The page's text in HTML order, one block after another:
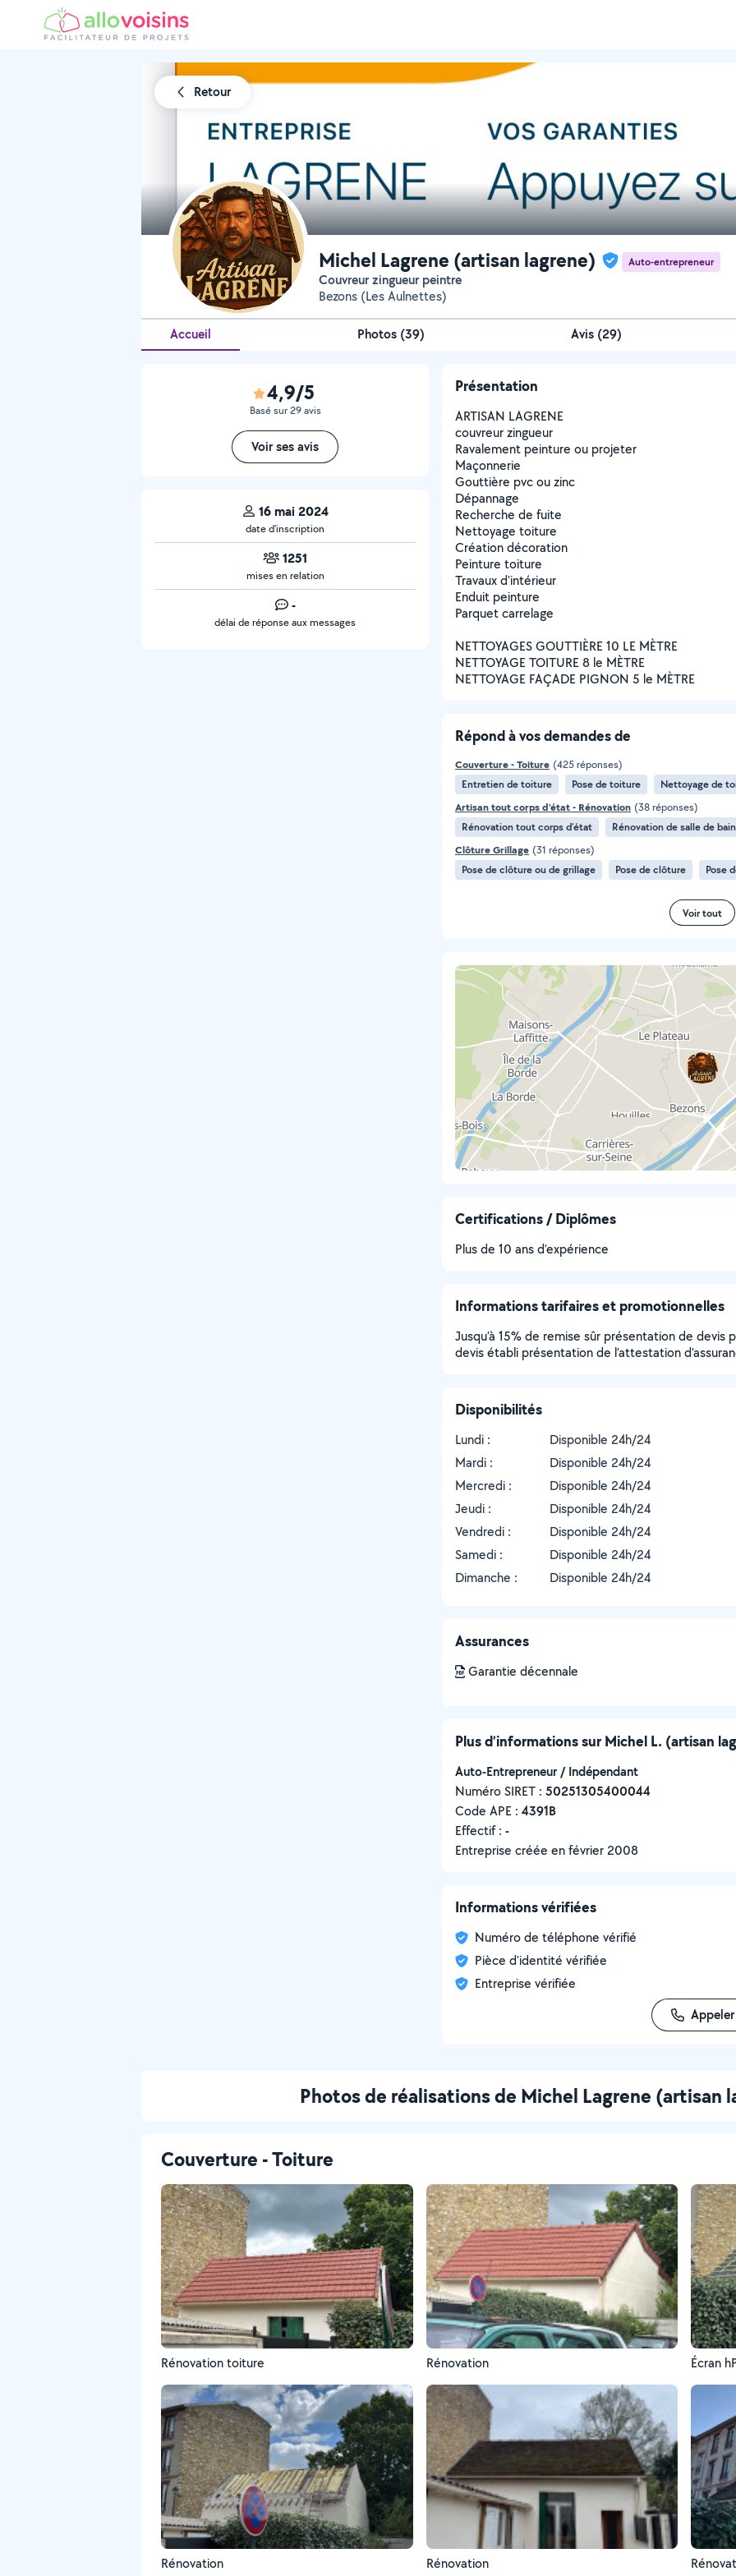
Retour
Michel Lagrene (artisan lagrene) Auto-entrepreneur
Couvreur zingueur peintre
Bezons (Les Aulnettes)
Accueil Photos (39) Avis (29)
4,9/5
Basé sur 29 avis
Voir ses avis
16 mai 2024
date d’inscription
1251
mises en relation
-
délai de réponse aux messages
Présentation
ARTISAN LAGRENE
couvreur zingueur
Ravalement peinture ou projeter
Maçonnerie
Gouttière pvc ou zinc
Dépannage
Recherche de fuite
Nettoyage toiture
Création décoration
Peinture toiture
Travaux d'intérieur
Enduit peinture
Parquet carrelage
NETTOYAGES GOUTTIÈRE 10 LE MÈTRE
NETTOYAGE TOITURE 8 le MÈTRE
NETTOYAGE FAÇADE PIGNON 5 le MÈTRE
Répond à vos demandes de
Couverture - Toiture (425 réponses)
Entretien de toiture
Pose de toiture Nettoyage de
Artisan tout corps d'état - Rénovation (38 réponses)
Rénovation tout corps d’état
Rénovation de salle de
Clôture Grillage (31 réponses)
Pose de clôture ou de grillage
Pose de clôture Pose
Voir tout
Certifications / Diplômes
Plus de 10 ans d’expérience
Informations tarifaires et promotionnelles
Jusqu’à 15% de remise sûr présentation de
devis établi présentation de l’attestation
Disponibilités
Lundi :
Disponible 24h/24
Mardi :
Disponible 24h/24
Mercredi :
Disponible 24h/24
Jeudi :
Disponible 24h/24
Vendredi :
Disponible 24h/24
Samedi :
Disponible 24h/24
Dimanche :
Disponible 24h/24
Assurances
Garantie décennale
Plus d’informations sur Michel L. (artisan
Auto-Entrepreneur / Indépendant
Numéro SIRET : ‍50251305400044
Code APE : 4391B
Effectif : -
Entreprise créée enfévrier 2008
Informations vérifiées
Numéro de téléphone vérifié
Pièce d'identité vérifiée
Entreprise vérifiée
Appeler
Photos de réalisations de Michel Lagrene (artisan
Couverture - Toiture
Rénovation toiture Rénovation Écran
Rénovation Rénovation